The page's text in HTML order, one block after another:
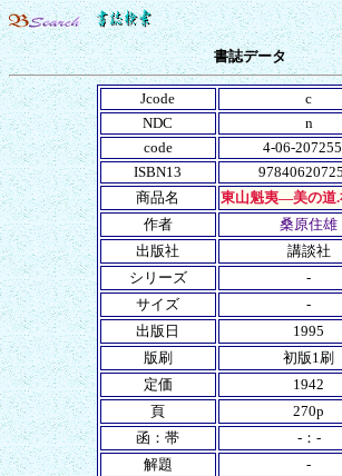
書誌データ
Jcode
c
NDC
n
code
4-06-
ISBN13
商品名
東山魁夷―美の道.
作者
桑原住雄
出版社
講談社
シリーズ
-
サイズ
-
出版日
1995
版刷
初版1刷
定価
1942
頁
270p
函：帯
-：-
解題
-